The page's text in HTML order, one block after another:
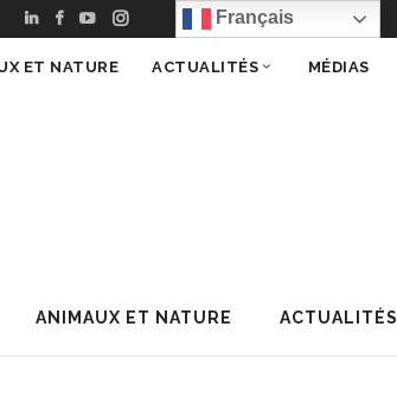
Français
ANIMAUX ET NATURE ACTUALITÉS
ET NATURE ACTUALITÉS MÉDIAS